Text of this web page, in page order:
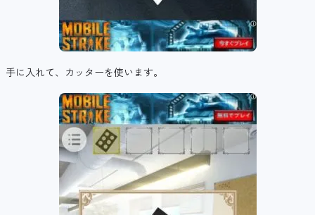
手に入れて、カッターを使います。